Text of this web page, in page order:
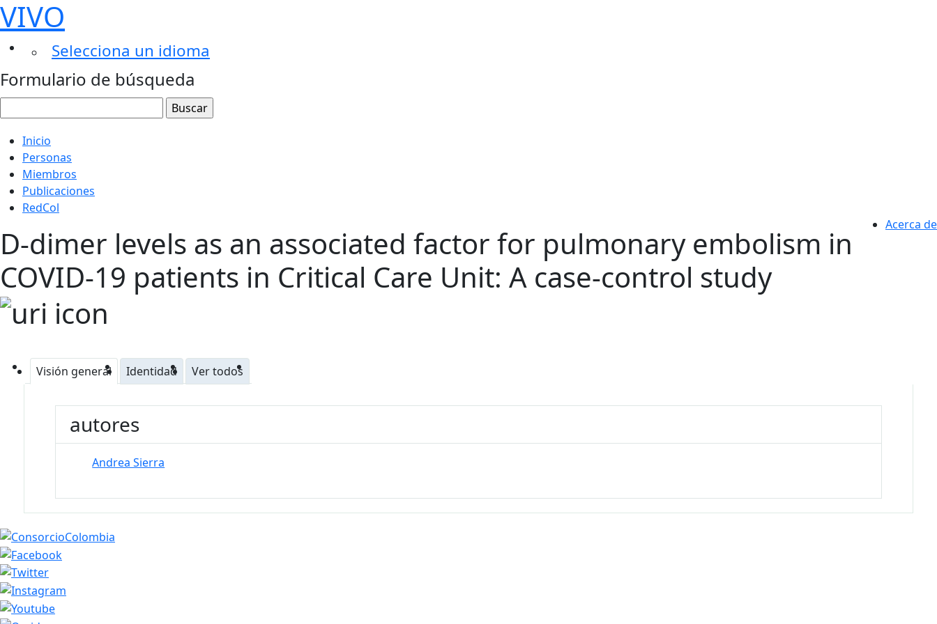
VIVO
Selecciona un idioma
Formulario de búsqueda
Inicio
Personas
Miembros
Publicaciones
RedCol
Acerca de
D-dimer levels as an associated factor for pulmonary embolism in
COVID-19 patients in Critical Care Unit: A case-control study
Visión general Identidad Ver todos
autores
Andrea Sierra